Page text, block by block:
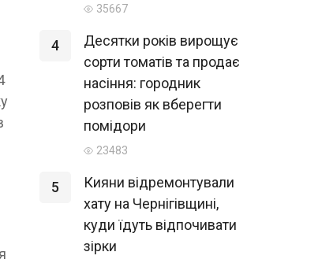
35667
4
Десятки років вирощує
сорти томатів та продає
насіння: городник
розповів як вберегти
помідори
23483
5
Кияни відремонтували
хату на Чернігівщині,
куди їдуть відпочивати
зірки